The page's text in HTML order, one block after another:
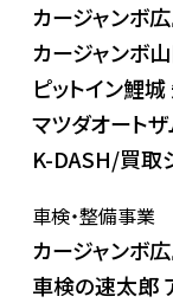
カージャンボ
カージャンボ
ピットイン鯉
マツダオート
K-DASH/買取
車検・整備事業
カージャンボ
車検の速太郎